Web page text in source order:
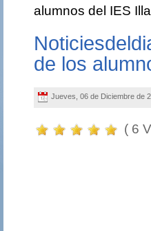
alumnos del IES
de los
Jueves, 06 de Diciembre de
( 6